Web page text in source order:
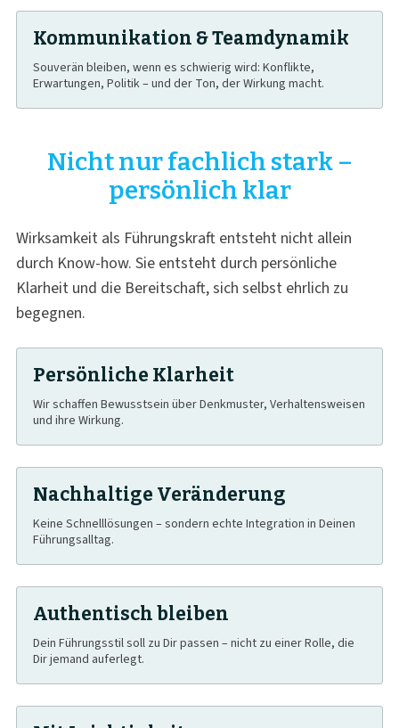
Kommunikation & Teamdynamik
Souverän bleiben, wenn es schwierig wird: Konflikte,
Erwartungen, Politik – und der Ton, der Wirkung macht.
Nicht nur fachlich stark –
persönlich klar
Wirksamkeit als Führungskraft entsteht nicht allein
durch Know-how. Sie entsteht durch persönliche
Klarheit und die Bereitschaft, sich selbst ehrlich zu
begegnen.
Persönliche Klarheit
Wir schaffen Bewusstsein über Denkmuster, Verhaltensweisen
und ihre Wirkung.
Nachhaltige Veränderung
Keine Schnelllösungen – sondern echte Integration in Deinen
Führungsalltag.
Authentisch bleiben
Dein Führungsstil soll zu Dir passen – nicht zu einer Rolle, die
Dir jemand auferlegt.